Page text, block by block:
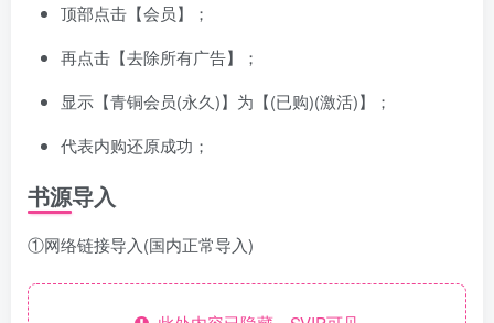
顶部点击【会员】；
再点击【去除所有广告】；
显示【青铜会员(永久)】为【(已购)(激活)】；
代表内购还原成功；
书源导入
①网络链接导入(国内正常导入)